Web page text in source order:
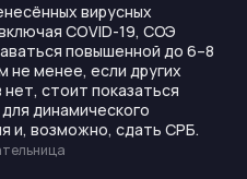
вирусных
COVID-19, СОЭ
повышенной до 6–8
не менее, если других
стоит показаться
динамического
и, возможно, сдать СРБ.